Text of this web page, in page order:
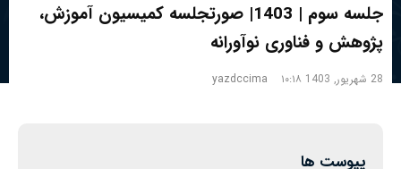
جلسه سوم | 1403| صورتجلسه کمیسیون آموزش،
پژوهش و فناوری نوآورانه
28 شهریور, 1403 ۱۰:۱۸ yazdccima
پیوست ها